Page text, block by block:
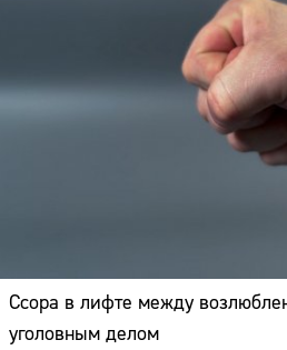
Ссора в лифте между
уголовным делом